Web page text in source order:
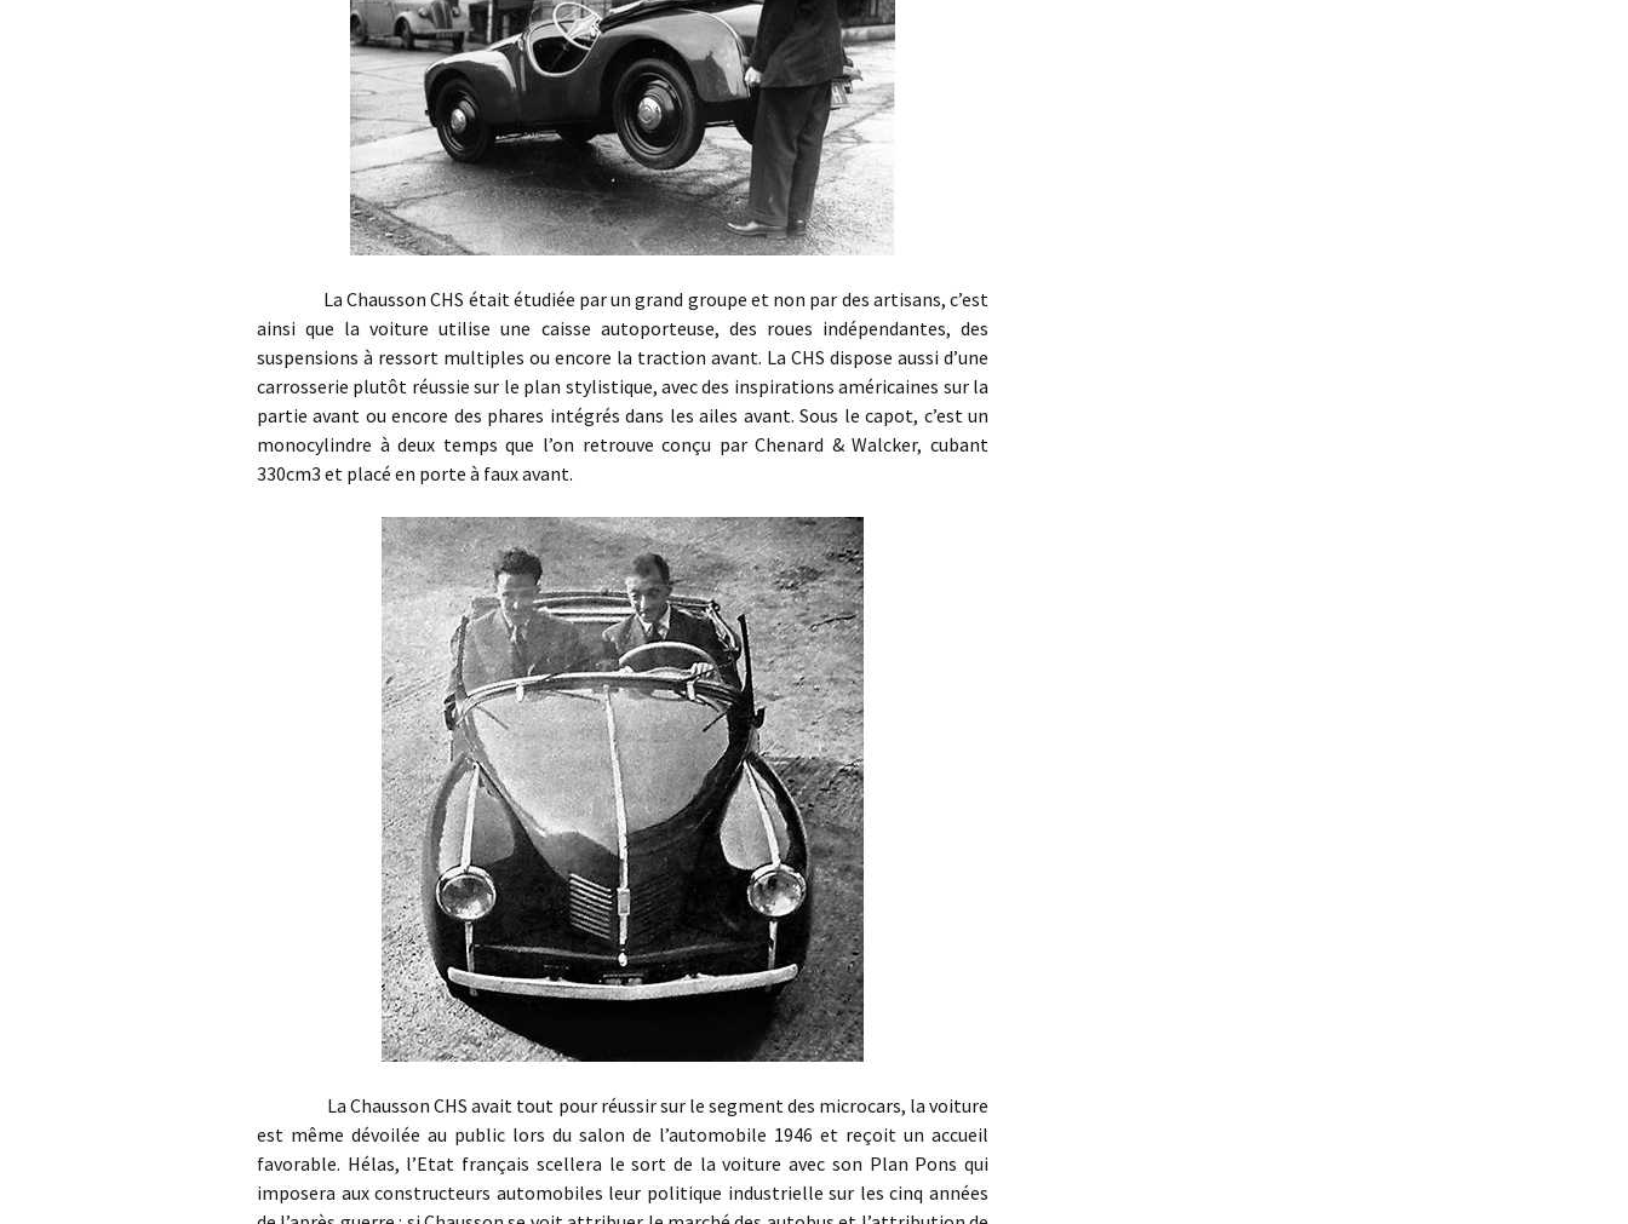
La Chausson CHS était étudiée par un grand groupe et non par des artisans, c’est
ainsi que la voiture utilise une caisse autoporteuse, des roues indépendantes, des
suspensions à ressort multiples ou encore la traction avant. La CHS dispose aussi d’une
carrosserie plutôt réussie sur le plan stylistique, avec des inspirations américaines sur la
partie avant ou encore des phares intégrés dans les ailes avant. Sous le capot, c’est un
monocylindre à deux temps que l’on retrouve conçu par Chenard & Walcker, cubant
330cm3 et placé en porte à faux avant.
La Chausson CHS avait tout pour réussir sur le segment des microcars, la voiture
est même dévoilée au public lors du salon de l’automobile 1946 et reçoit un accueil
favorable. Hélas, l’Etat français scellera le sort de la voiture avec son Plan Pons qui
imposera aux constructeurs automobiles leur politique industrielle sur les cinq années